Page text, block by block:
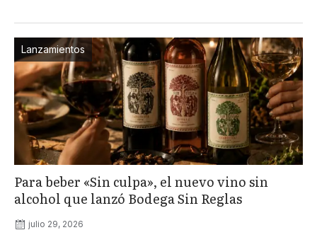
Lanzamientos
Para beber «Sin culpa», el nuevo vino sin
alcohol que lanzó Bodega Sin Reglas
julio 29, 2026